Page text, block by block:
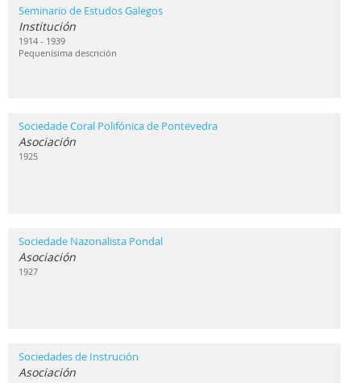
Seminario de Estudos Galegos
Institución
1914 - 1939
Pequenísima descrición
Sociedade Coral Polifónica de Pontevedra
Asociación
1925
Sociedade Nazonalista Pondal
Asociación
1927
Sociedades de Instrución
Asociación